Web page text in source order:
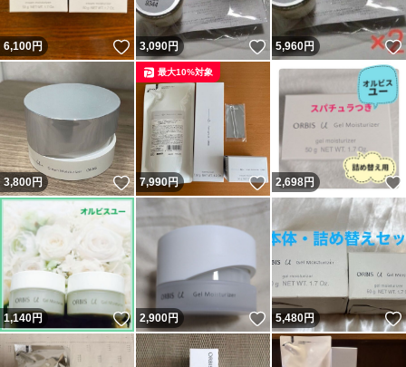
6,100円 いいね！
3,090円 いいね！
5,960円
3,800円 いいね！
7,990円 いいね！
最大10%対象
2,698円
1,140円 いいね！
2,900円 いいね！
5,480円